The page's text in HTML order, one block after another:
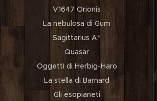
V1647 Orionis
La nebulosa di Gum
Sagittarius A*
Quasar
Oggetti di Herbig-Haro
La stella di Barnard
Gli esopianeti